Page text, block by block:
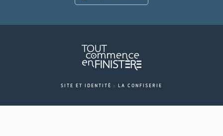
SITE ET IDENTITÉ : LA CONFISERIE